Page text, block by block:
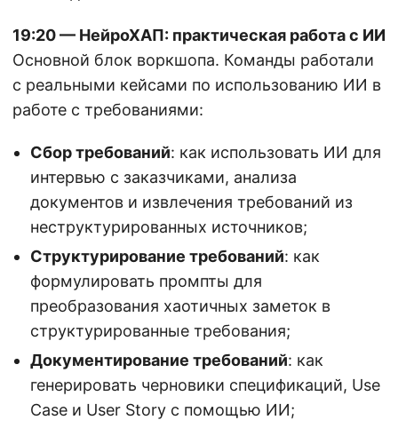
19:20 — НейроХАП: практическая работа с ИИ
Основной блок воркшопа. Команды работали
с реальными кейсами по использованию ИИ в
работе с требованиями:
Сбор требований: как использовать ИИ для
интервью с заказчиками, анализа
документов и извлечения требований из
неструктурированных источников;
Структурирование требований: как
формулировать промпты для
преобразования хаотичных заметок в
структурированные требования;
Документирование требований: как
генерировать черновики спецификаций, Use
Case и User Story с помощью ИИ;